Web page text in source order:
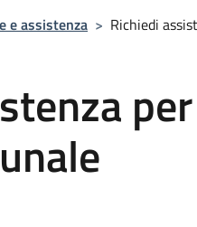
e assistenza > Richiedi